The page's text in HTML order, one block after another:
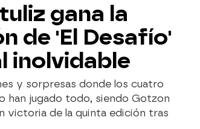
gana la
de 'El Desafío'
inolvidable
y sorpresas donde los cuatro
han jugado todo, siendo Gotzon
victoria de la quinta edición tras